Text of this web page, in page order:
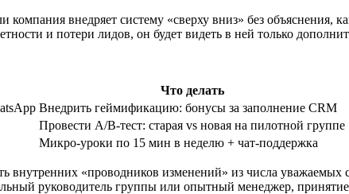
компания внедряет систему «сверху вниз» без
и потери лидов, он будет видеть в ней только
Что делать
Внедрить геймификацию: бонусы за заполнение CRM
Провести A/B-тест: старая vs новая на пилотной группе
Микро-уроки по 15 мин в неделю + чат-поддержка
внутренних «проводников изменений» из числа уважаемых
руководитель группы или опытный менеджер,